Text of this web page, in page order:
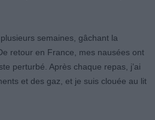
semaines, gâchant la
retour en France, mes nausées ont
perturbé. Après chaque repas, j’ai
et des gaz, et je suis clouée au lit